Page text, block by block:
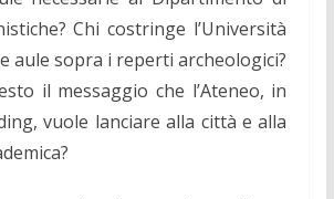
Chi costringe l’Università
aule sopra i reperti archeologici?
il messaggio che l’Ateneo, in
vuole lanciare alla città e alla